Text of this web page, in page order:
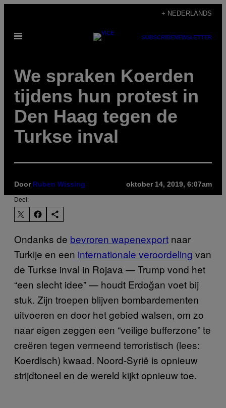
de
+ NEDERLANDS
Open
SUBSCRIBENEWSLETTER
We spraken Koerden
tijdens hun protest in
Den Haag tegen de
Turkse inval
Door Ruben Wissing oktober 14, 2019, 6:07am
Deel:
Ondanks de bevroren wapenexport naar
Turkije en een internationale veroordeling van
de Turkse inval in Rojava — Trump vond het
“een slecht idee” — houdt Erdoğan voet bij
stuk. Zijn troepen blijven bombardementen
uitvoeren en door het gebied walsen, om zo
naar eigen zeggen een “veilige bufferzone” te
creëren tegen vermeend terroristisch (lees:
Koerdisch) kwaad. Noord-Syrië is opnieuw
strijdtoneel en de wereld kijkt opnieuw toe.